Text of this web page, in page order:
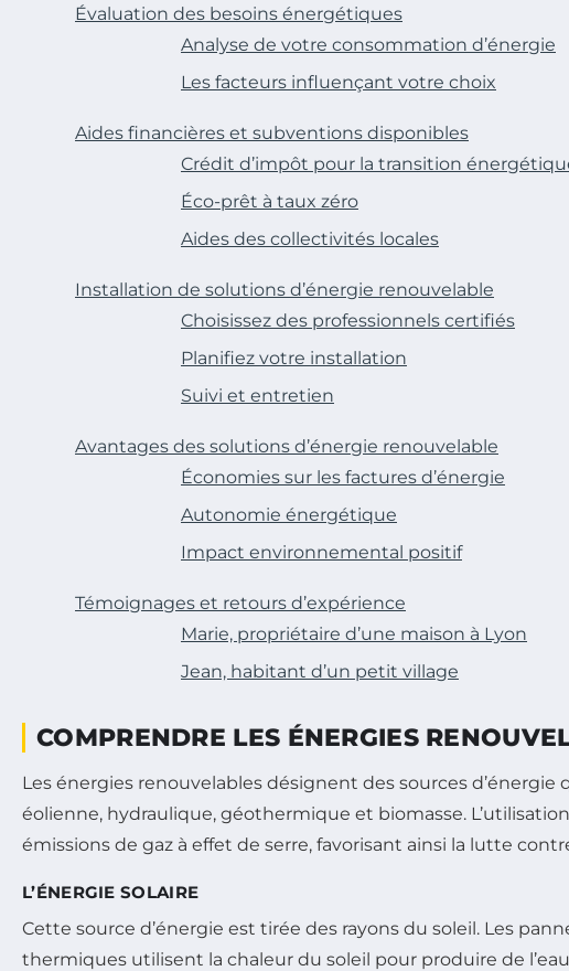
Évaluation des besoins énergétiques
Analyse de votre consommation d’énergie
Les facteurs influençant votre choix
Aides financières et subventions disponibles
Crédit d’impôt pour la transition
Éco-prêt à taux zéro
Aides des collectivités locales
Installation de solutions d’énergie renouvelable
Choisissez des professionnels certifiés
Planifiez votre installation
Suivi et entretien
Avantages des solutions d’énergie renouvelable
Économies sur les factures d’énergie
Autonomie énergétique
Impact environnemental positif
Témoignages et retours d’expérience
Marie, propriétaire d’une maison à Lyon
Jean, habitant d’un petit village
COMPRENDRE LES ÉNERGIES
Les énergies renouvelables désignent des sources
éolienne, hydraulique, géothermique et biomasse.
émissions de gaz à effet de serre, favorisant ainsi la lutte
L’ÉNERGIE SOLAIRE
Cette source d’énergie est tirée des rayons du soleil. Les
thermiques utilisent la chaleur du soleil pour produire de